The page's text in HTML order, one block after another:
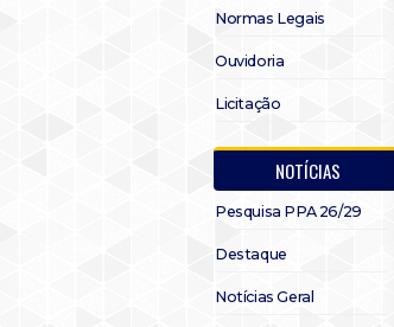
Normas Legais
Ouvidoria
Licitação
NOTÍCIAS
Pesquisa PPA 26/29
Destaque
Notícias Geral